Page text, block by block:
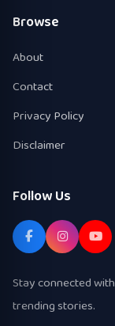
Browse
About
Contact
Privacy Policy
Disclaimer
Follow Us
Stay connected
trending stories.